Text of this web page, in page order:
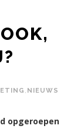
, NIEUWS
opgeroepen